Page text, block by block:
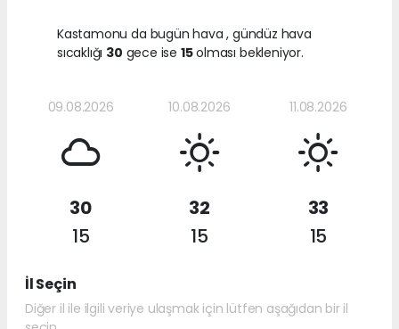
Kastamonu da bugün hava, gündüz hava
sıcaklığı 30 gece ise 15olması bekleniyor.
09.08.2026
30
15
10.08.2026
32
15
11.08.2026
33
15
İl Seçin
Diğer il ile ilgili veriye ulaşmak için lütfen aşağıdan bir il